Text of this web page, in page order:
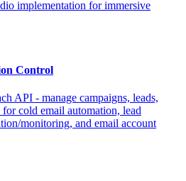
implementation for immersive
Control
API - manage campaigns, leads,
cold email automation, lead
monitoring, and email account